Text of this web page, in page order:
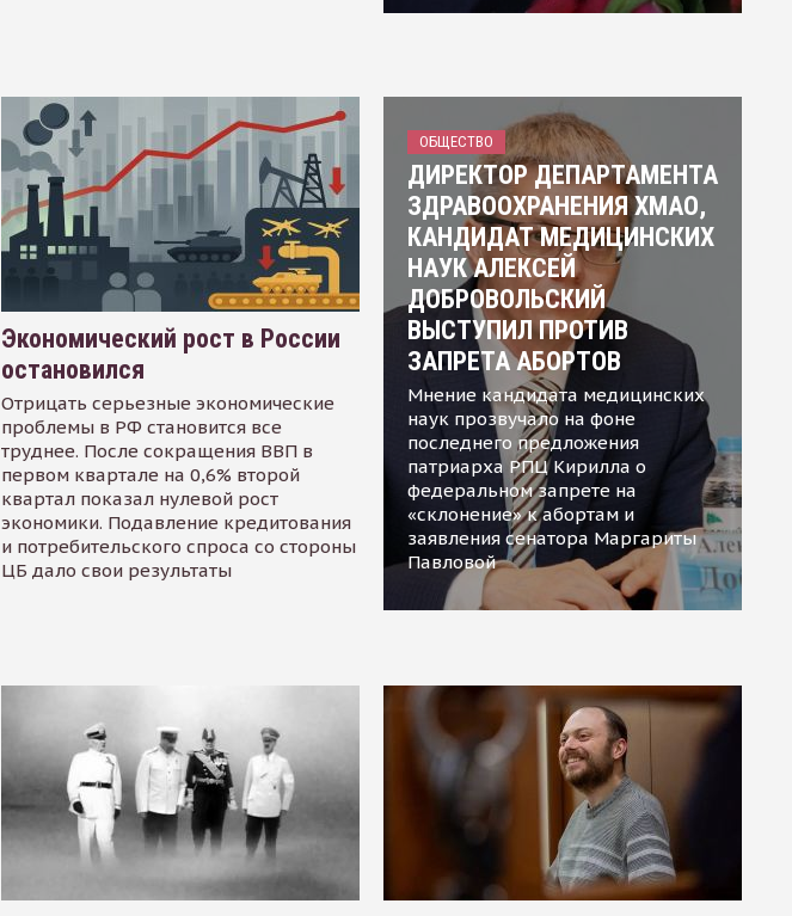
Экономический рост в России
остановился
Отрицать серьезные экономические
проблемы в РФ становится все
труднее. После сокращения ВВП в
первом квартале на 0,6% второй
квартал показал нулевой рост
экономики. Подавление кредитования
и потребительского спроса со стороны
ЦБ дало свои результаты
ОБЩЕСТВО
ДИРЕКТОР ДЕПАРТАМЕНТА
ЗДРАВООХРАНЕНИЯ ХМАО,
КАНДИДАТ МЕДИЦИНСКИХ
НАУК АЛЕКСЕЙ
ДОБРОВОЛЬСКИЙ
ВЫСТУПИЛ ПРОТИВ
ЗАПРЕТА АБОРТОВ
Мнение кандидата медицинских
наук прозвучало на фоне
последнего предложения
патриарха РПЦ Кирилла о
федеральном запрете на
«склонение» к абортам и
заявления сенатора Маргариты
Павловой